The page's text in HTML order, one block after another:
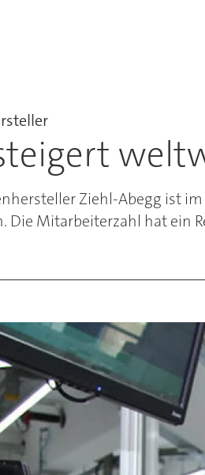
Ziehl-Abegg ist
Die Mitarbeiterzahl hat ein